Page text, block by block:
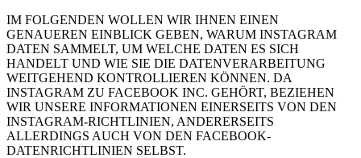
IM FOLGENDEN WOLLEN WIR IHNEN EINEN
GENAUEREN EINBLICK GEBEN, WARUM INSTAGRAM
DATEN SAMMELT, UM WELCHE DATEN ES SICH
HANDELT UND WIE SIE DIE DATENVERARBEITUNG
WEITGEHEND KONTROLLIEREN KÖNNEN. DA
INSTAGRAM ZU FACEBOOK INC. GEHÖRT, BEZIEHEN
WIR UNSERE INFORMATIONEN EINERSEITS VON DEN
INSTAGRAM-RICHTLINIEN, ANDERERSEITS
ALLERDINGS AUCH VON DEN FACEBOOK-
DATENRICHTLINIEN SELBST.